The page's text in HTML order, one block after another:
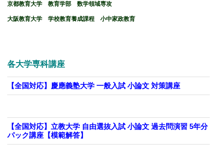
京都教育大学 教育学部 数学領域専攻
大阪教育大学 学校教育養成課程 小中家政教育
各大学専科講座
【全国対応】慶應義塾大学 一般入試 小論文 対策講座
【全国対応】立教大学 自由選抜入試 小論文 過去問演習 5年分
パック講座【模範解答】